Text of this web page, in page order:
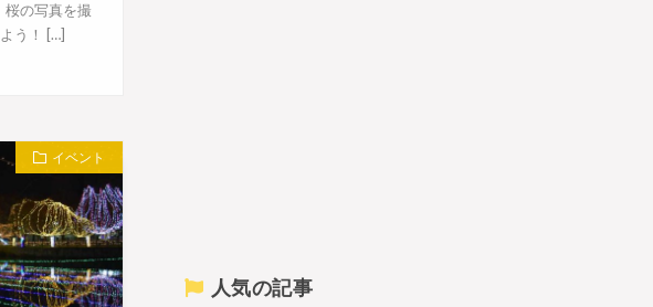
桜の写真を撮
う！ […]
イベント
人気の記事